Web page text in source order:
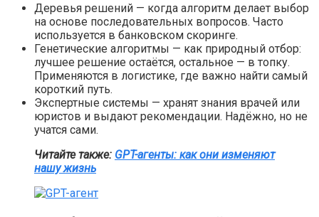
Деревья решений — когда алгоритм делает выбор
на основе последовательных вопросов. Часто
используется в банковском скоринге.
Генетические алгоритмы — как природный отбор:
лучшее решение остаётся, остальное — в топку.
Применяются в логистике, где важно найти самый
короткий путь.
Экспертные системы — хранят знания врачей или
юристов и выдают рекомендации. Надёжно, но не
учатся сами.
Читайте также: GPT-агенты: как они изменяют
нашу жизнь